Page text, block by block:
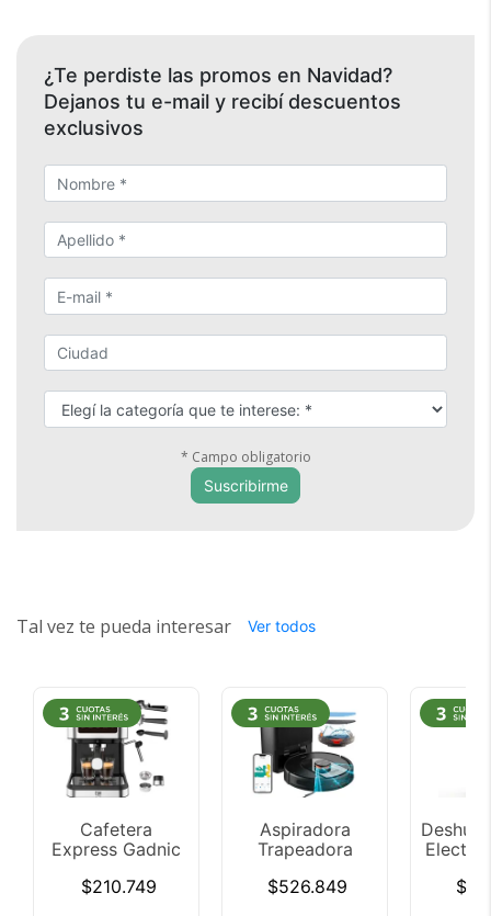
¿Te perdiste las promos en Navidad?
Dejanos tu e-mail y recibí descuentos
exclusivos
* Campo obligatorio
Tal vez te pueda interesar Ver todos
Cafetera
Express Gadnic
20 Bares Panel
$210.749
Aspiradora
Trapeadora
AC701 Con Base
$526.849